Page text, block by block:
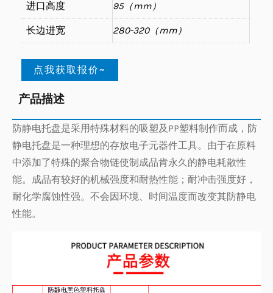
进口高度 95（mm）
长边进宽 280-320（mm）
点我获取报价~
产品描述
防静电托盘是采用特殊材料的吸塑及PP塑料制作而成，防
静电托盘是一种理想的存放电子元器件工具。由于在原料
中添加了特殊的聚合物链使制成品肯永久的静电耗散性
能。成品有较好的机械强度和耐热性能；耐冲击强度好，
耐化学腐蚀性强。不会因环境、时间温度而改变其防静电
性能。